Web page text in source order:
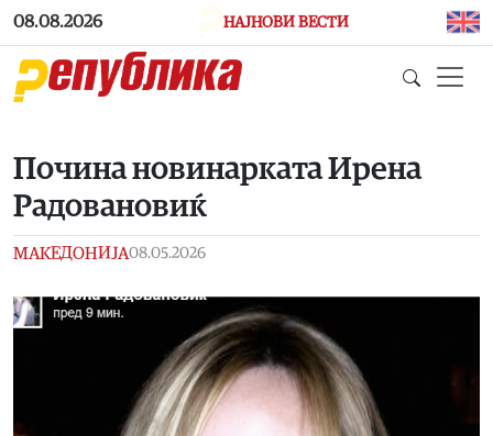
Skip to main content
08.08.2026 НАЈНОВИ ВЕСТИ
Почина новинарката Ирена
Радовановиќ
МАКЕДОНИЈА08.05.2026